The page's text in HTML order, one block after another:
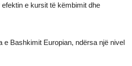
e kursit të këmbimit dhe
e Bashkimit Europian, ndërsa një nivel